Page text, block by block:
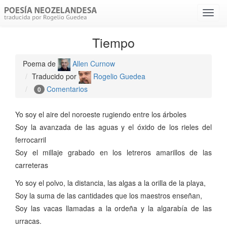
Menú
Tiempo
Poema de
Allen Curnow
Traducido por
Rogelio Guedea
0 Comentarios
Yo soy el aire del noroeste rugiendo entre los árboles
Soy la avanzada de las aguas y el óxido de los rieles del
ferrocarril
Soy el millaje grabado en los letreros amarillos de las
carreteras
Yo soy el polvo, la distancia, las algas a la orilla de la playa,
Soy la suma de las cantidades que los maestros enseñan,
Soy las vacas llamadas a la ordeña y la algarabía de las
urracas.